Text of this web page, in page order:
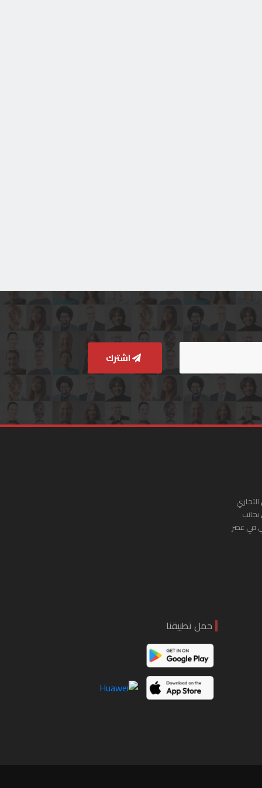
اشترك
في عصر
حمل تطبيقنا